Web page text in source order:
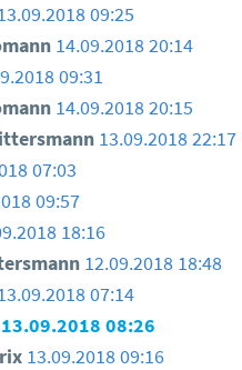
09:25
14.09.2018 20:14
09:31
14.09.2018 20:15
13.09.2018 22:17
07:03
09:57
18:16
12.09.2018 18:48
07:14
13.09.2018 08:26
13.09.2018 09:16